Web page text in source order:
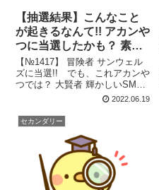
【抽選結果】こんなこと
が起きるなんて!! アカンや
つに当選したかも？ 素直
に喜べない”サンウェル
ズ”
【№1417】 冒険者 サンウェル
ズに当選!! でも、これアカンや
つでは？ 大賢者 輝かしいSMBC
日興証券での連続当選じゃが、
条件 → 公募価格 想定価格 仮条
件 公募価格 1,940 円 1,770 ...
2022.06.19
セカンダリー